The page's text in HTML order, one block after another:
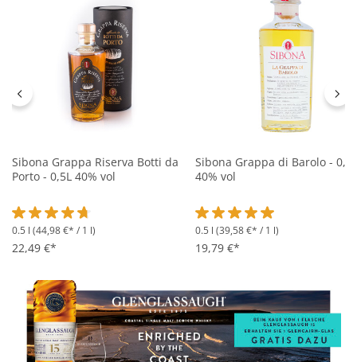
Sibona Grappa Riserva Botti da
Porto - 0,5L 40% vol
Durchschnittliche Bewertung von 4.7 von 5 Sternen
0.5 l (44,98 €* / 1 l)
22,49 €*
Sibona Grappa di Barolo - 0,5L
40% vol
Durchschnittliche
0.5 l (39,58 €* / 1 l)
19,79 €*